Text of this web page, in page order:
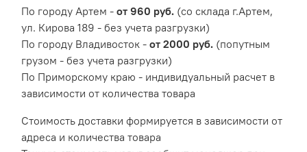
По городу Артем - от 960 руб. (со склада г.Артем,
ул. Кирова 189 - без учета разгрузки)
По городу Владивосток - от 2000 руб. (попутным
грузом - без учета разгрузки)
По Приморскому краю - индивидуальный расчет в
зависимости от количества товара
Cтоимость доставки формируется в зависимости от
адреса и количества товара